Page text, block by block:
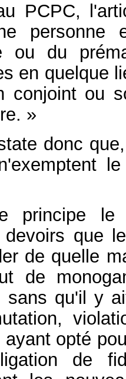
PCPC,
personne
ou du
en quelque
conjoint ou
»
donc
principe le
devoirs que
de quelle
de
sans qu'il y
ayant opté
de